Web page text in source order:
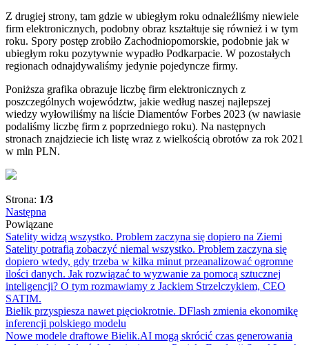
Z drugiej strony, tam gdzie w ubiegłym roku odnaleźliśmy niewiele
firm elektronicznych, podobny obraz kształtuje się również i w tym
roku. Spory postęp zrobiło Zachodniopomorskie, podobnie jak w
ubiegłym roku pozytywnie wypadło Podkarpacie. W pozostałych
regionach odnajdywaliśmy jedynie pojedyncze firmy.
Poniższa grafika obrazuje liczbę firm elektronicznych z
poszczególnych województw, jakie według naszej najlepszej
wiedzy wyłowiliśmy na liście Diamentów Forbes 2023 (w nawiasie
podaliśmy liczbę firm z poprzedniego roku). Na następnych
stronach znajdziecie ich listę wraz z wielkością obrotów za rok 2021
w mln PLN.
Strona: 1/3
Następna
Powiązane
Satelity widzą wszystko. Problem zaczyna się dopiero na Ziemi
Satelity potrafią zobaczyć niemal wszystko. Problem zaczyna się
dopiero wtedy, gdy trzeba w kilka minut przeanalizować ogromne
ilości danych. Jak rozwiązać to wyzwanie za pomocą sztucznej
inteligencji? O tym rozmawiamy z Jackiem Strzelczykiem, CEO
SATIM.
Bielik przyspiesza nawet pięciokrotnie. DFlash zmienia ekonomikę
inferencji polskiego modelu
Nowe modele draftowe Bielik.AI mogą skrócić czas generowania